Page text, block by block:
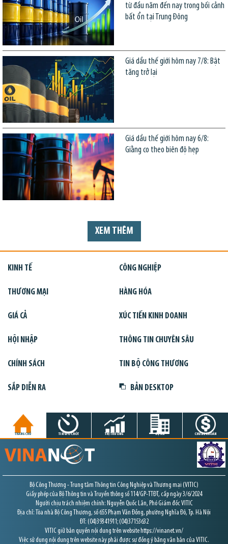
từ đầu năm đến nay trong bối cảnh
bất ổn tại Trung Đông
Giá dầu thế giới hôm nay 7/8: Bật
tăng trở lại
Giá dầu thế giới hôm nay 6/8:
Giằng co theo biên độ hẹp
XEM THÊM
KINH TẾ CÔNG NGHIỆP
THƯƠNG MẠI HÀNG HÓA
GIÁ CẢ XÚC TIẾN KINH DOANH
HỘI NHẬP THÔNG TIN CHUYÊN SÂU
CHÍNH SÁCH TIN BỘ CÔNG THƯƠNG
SẮP DIỄN RA BẢN DESKTOP
TRANG CHỦ TIN GIỜ CHÓT THỊ TRƯỜNG DỰ ÁN CHỨNG KHOÁN
Bộ Công Thương - Trung tâm Thông tin Công Nghiệp và Thương mại (VITIC)
Giấy phép của Bộ Thông tin và Truyền thông số 114/GP-TTĐT, cấp ngày 3/6/2024
Người chịu trách nhiệm chính: Nguyễn Quốc Lân, Phó Giám đốc VITIC
Địa chỉ: Tòa nhà Bộ Công Thương, số 655 Phạm Văn Đồng, phường Nghĩa Đô, Tp. Hà Nội
ĐT: (04)39341911; (04)37153632
VITIC giữ bản quyền nội dung trên website https://vinanet.vn/
Việc sử dụng nội dung trên website này phải được sự đồng ý bằng văn bản của VITIC.